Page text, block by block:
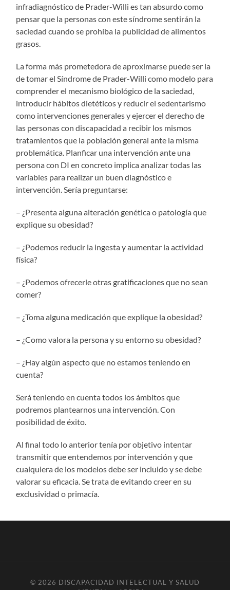
infradiagnóstico de Prader-Willi es tan absurdo como
pensar que la personas con este síndrome sentirán la
saciedad cuando se prohíba la publicidad de alimentos
grasos.
La forma más prometedora de aproximarse puede ser la
de tomar el Síndrome de Prader-Willi como modelo para
comprender el mecanismo biológico de la saciedad,
introducir hábitos dietéticos y reducir el sedentarismo
como intervenciones generales y ejercer el derecho de
las personas con discapacidad a recibir los mismos
tratamientos que la población general ante la misma
problemática. Planficar una intervención ante una
persona con DI en concreto implica analizar todas las
variables para realizar un buen diagnóstico e
intervención. Sería preguntarse:
– ¿Presenta alguna alteración genética o patología que
explique su obesidad?
– ¿Podemos reducir la ingesta y aumentar la actividad
física?
– ¿Podemos ofrecerle otras gratificaciones que no sean
comer?
– ¿Toma alguna medicación que explique la obesidad?
– ¿Como valora la persona y su entorno su obesidad?
– ¿Hay algún aspecto que no estamos teniendo en
cuenta?
Será teniendo en cuenta todos los ámbitos que
podremos plantearnos una intervención. Con
posibilidad de éxito.
Al final todo lo anterior tenía por objetivo intentar
transmitir que entendemos por intervención y que
cualquiera de los modelos debe ser incluido y se debe
valorar su eficacia. Se trata de evitando creer en su
exclusividad o primacía.
© 2026 DISCAPACIDAD INTELECTUAL Y SALUD